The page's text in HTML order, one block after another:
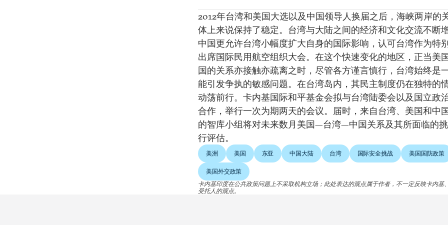
2012年台湾和美国大选以及中国领导人换届之后，海峡两岸的
体上来说保持了稳定。台湾与大陆之间的经济和文化交流不断
中国更允许台湾小幅度扩大自身的国际影响，认可台湾作为特
出席国际民用航空组织大会。在这个快速变化的地区，正当美
国的关系亦接触亦疏离之时，尽管各方谨言慎行，台湾始终是
能引发争执的敏感问题。在台湾岛内，其民主制度仍在独特的
动荡前行。卡内基国际和平基金会拟与台湾陆委会以及国立政
合作，举行一次为期两天的会议。届时，来自台湾、美国和中
的智库小组将对未来数月美国—台湾—中国关系及其所面临的
行评估。
美洲 美国 东亚 中国大陆 台湾 国际安全挑战 美国国防政策
美国外交政策
卡内基印度在公共政策问题上不采取机构立场；此处表达的观点属于作者，不一定反映卡内基
受托人的观点。